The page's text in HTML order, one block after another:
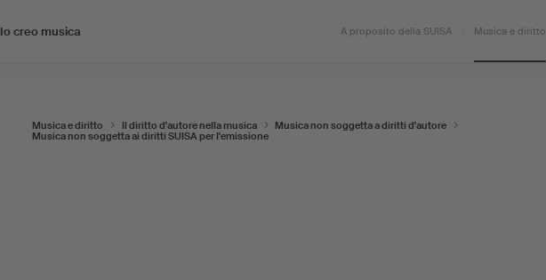
Io creo musica A proposito della SUISA Musica e diritto
Musica e diritto Il diritto d'autore nella musica
Musica non soggetta a diritti d'autore
Musica non soggetta ai diritti SUISA per l'emissione